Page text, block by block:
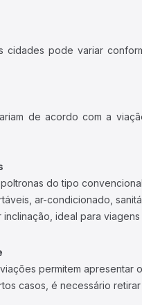
cidades pode variar
de acordo com a
do tipo
ar-condicionado,
inclinação, ideal para
permitem apresentar
casos, é necessário